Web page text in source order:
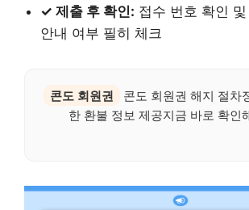
✓ 제출 후 확인: 접수 번호 확인
안내 여부 필히 체크
콘도 회원권
콘도 회원권 해지 절차
한 환불 정보 제공지금 바로 확인